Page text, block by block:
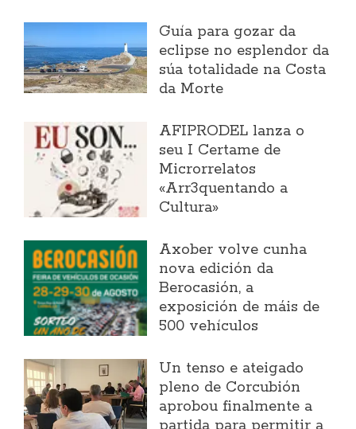
Guía para gozar da
eclipse no esplendor da
súa totalidade na Costa
da Morte
AFIPRODEL lanza o
seu I Certame de
Microrrelatos
«Arr3quentando a
Cultura»
Axober volve cunha
nova edición da
Berocasión, a
exposición de máis de
500 vehículos
Un tenso e ateigado
pleno de Corcubión
aprobou finalmente a